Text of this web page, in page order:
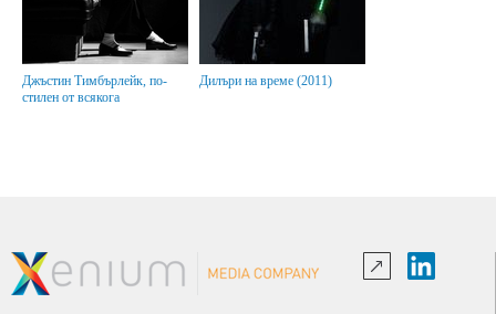
Джъстин Тимбърлейк, по-
стилен от всякога
Дилъри на време (2011)